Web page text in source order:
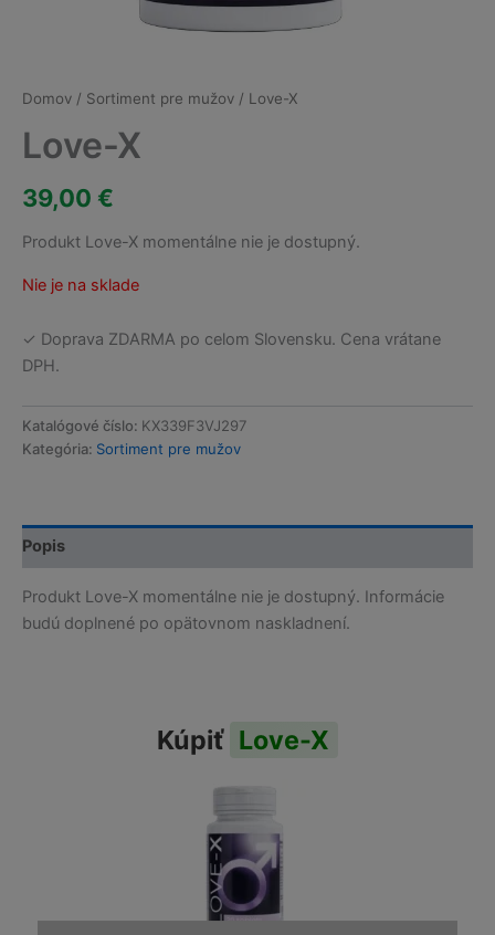
Domov / Sortiment pre mužov / Love-X
Love-X
39,00 €
Produkt Love-X momentálne nie je dostupný.
Nie je na sklade
✓ Doprava ZDARMA po celom Slovensku. Cena vrátane
DPH.
Katalógové číslo: KX339F3VJ297
Kategória: Sortiment pre mužov
Popis
Produkt Love-X momentálne nie je dostupný. Informácie
budú doplnené po opätovnom naskladnení.
Kúpiť Love-X